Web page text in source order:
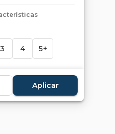
3 4 5+
5+
Aplicar